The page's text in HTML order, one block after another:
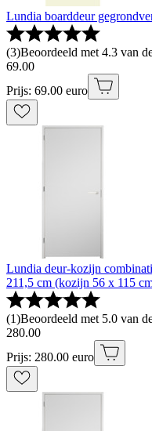
Lundia boarddeur
(3)Beoordeeld met 4.3 van
69.00
Prijs: 69.00 euro
Lundia deur-kozijn
211,5 cm (kozijn 56 x 115
(1)Beoordeeld met 5.0 van
280.00
Prijs: 280.00 euro